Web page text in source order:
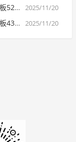
2025/11/20
参考
2025/11/20
参考